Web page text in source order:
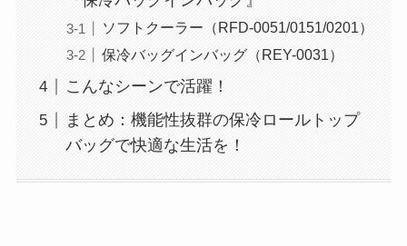
ソフトクーラー（RFD-0051/0151/0201）
保冷バッグインバッグ（REY-0031）
こんなシーンで活躍！
まとめ：機能性抜群の保冷ロールトップ
バッグで快適な生活を！